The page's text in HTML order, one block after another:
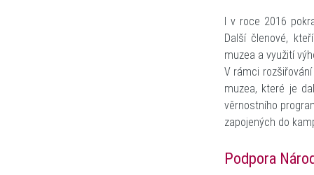
I v roce 2016
Další členové,
muzea a využití
V rámci
muzea, které je
věrnostního
zapojených do
Podpora